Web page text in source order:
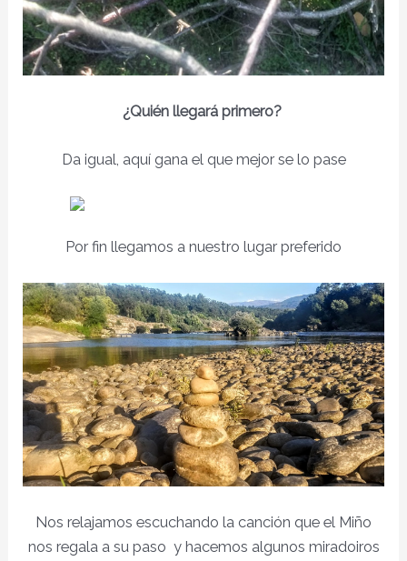
¿Quién llegará primero?
Da igual, aquí gana el que mejor se lo pase
Por fin llegamos a nuestro lugar preferido
Nos relajamos escuchando la canción que el Miño
nos regala a su paso y hacemos algunos miradoiros